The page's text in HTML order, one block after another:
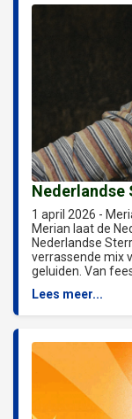
Nederlandse
1 april 2026 -
Merian laat de
Nederlandse
verrassende mix
geluiden. Van
Lees meer...